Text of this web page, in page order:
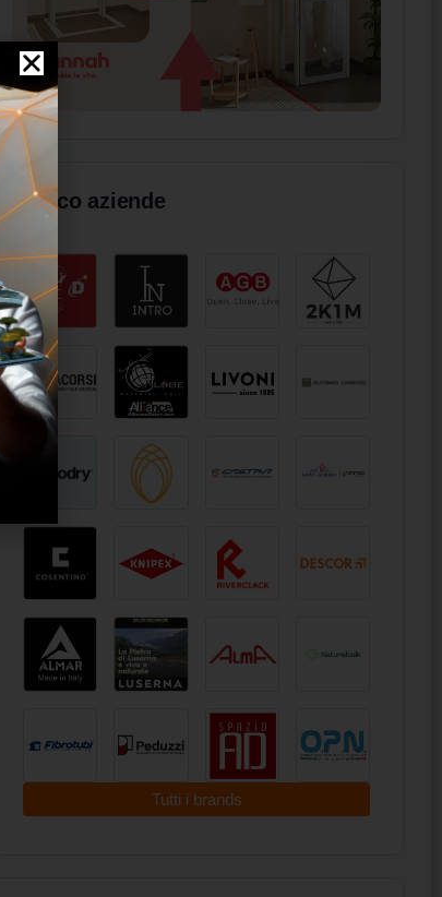
Elenco aziende
Tutti i brands